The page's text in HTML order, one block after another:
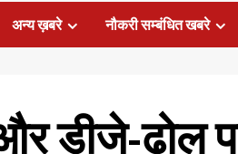
अन्य ख़बरे नौकरी सम्बंधित खबरे
डीजे-ढोल